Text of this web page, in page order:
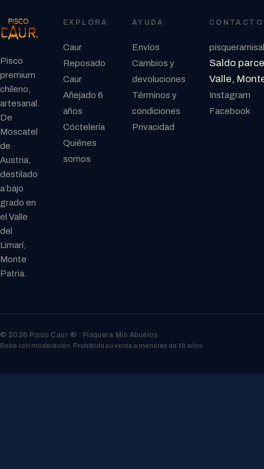
Pisco
premium
chileno,
artesanal.
De
Moscatel
de
Austria,
destilado
a bajo
grado en
el Valle
del
Limarí,
Monte
Patria.
EXPLORA
Caur
Reposado
Caur
Añejado 6
años
Cóctelería
Quiénes
somos
AYUDA
Envíos
Cambios y
devoluciones
Términos y
condiciones
Privacidad
CONTACTO
Saldo
Valle,
Instagram
Facebook
© 2026 Pisco Caur ® · Pisquera Mis Abuelos
Bebe con moderación. Prohibida su venta a menores de 18 años.